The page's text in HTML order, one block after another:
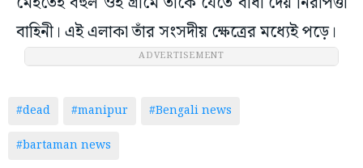
বাহিনী। এই এলাকা তাঁর সংসদীয় ক্ষেত্রের মধ্যেই পড়ে।
ADVERTISEMENT
#dead #manipur
#Bengali news
#bartaman news